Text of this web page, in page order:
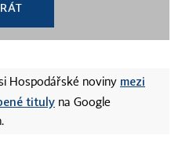
Hospodářské noviny mezi
tituly na Google